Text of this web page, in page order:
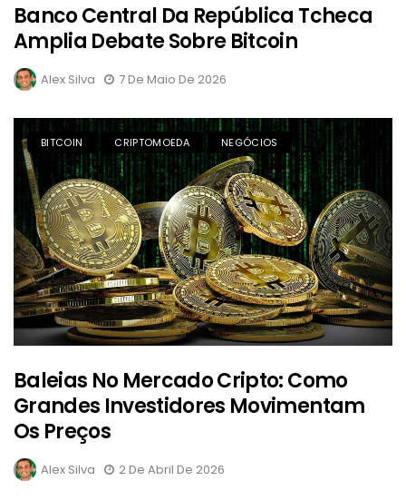
Banco Central Da República Tcheca
Amplia Debate Sobre Bitcoin
Alex Silva 7 De Maio De 2026
BITCOIN CRIPTOMOEDA NEGÓCIOS
Baleias No Mercado Cripto: Como
Grandes Investidores Movimentam
Os Preços
Alex Silva 2 De Abril De 2026